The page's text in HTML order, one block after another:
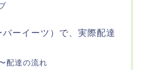
ーイーツ）で、実際配達
配達の流れ